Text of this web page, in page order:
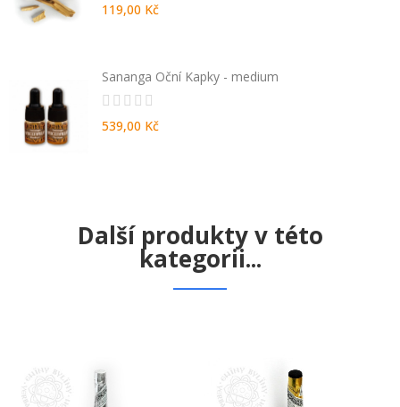
119,00 Kč
Sananga Oční Kapky - medium
539,00 Kč
Další produkty v této
kategorii...